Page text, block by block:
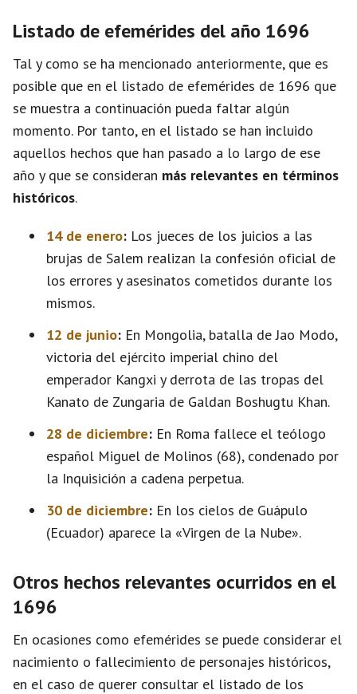
Listado de efemérides del año 1696
Tal y como se ha mencionado anteriormente, que es
posible que en el listado de efemérides de 1696 que
se muestra a continuación pueda faltar algún
momento. Por tanto, en el listado se han incluido
aquellos hechos que han pasado a lo largo de ese
año y que se consideran más relevantes en términos
históricos.
14 de enero: Los jueces de los juicios a las
brujas de Salem realizan la confesión oficial de
los errores y asesinatos cometidos durante los
mismos.
12 de junio: En Mongolia, batalla de Jao Modo,
victoria del ejército imperial chino del
emperador Kangxi y derrota de las tropas del
Kanato de Zungaria de Galdan Boshugtu Khan.
28 de diciembre: En Roma fallece el teólogo
español Miguel de Molinos (68), condenado por
la Inquisición a cadena perpetua.
30 de diciembre: En los cielos de Guápulo
(Ecuador) aparece la «Virgen de la Nube».
Otros hechos relevantes ocurridos en el
1696
En ocasiones como efemérides se puede considerar el
nacimiento o fallecimiento de personajes históricos,
en el caso de querer consultar el listado de los